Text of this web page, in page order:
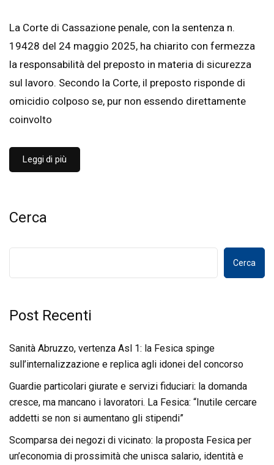
La Corte di Cassazione penale, con la sentenza n.
19428 del 24 maggio 2025, ha chiarito con fermezza
la responsabilità del preposto in materia di sicurezza
sul lavoro. Secondo la Corte, il preposto risponde di
omicidio colposo se, pur non essendo direttamente
coinvolto
Leggi di più
Cerca
Cerca
Post Recenti
Sanità Abruzzo, vertenza Asl 1: la Fesica spinge
sull’internalizzazione e replica agli idonei del concorso
Guardie particolari giurate e servizi fiduciari: la domanda
cresce, ma mancano i lavoratori. La Fesica: “Inutile cercare
addetti se non si aumentano gli stipendi”
Scomparsa dei negozi di vicinato: la proposta Fesica per
un’economia di prossimità che unisca salario, identità e